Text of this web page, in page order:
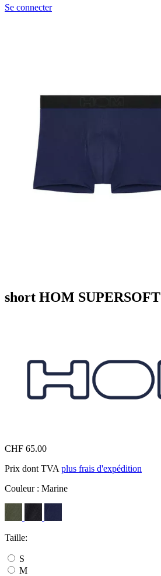
Se connecter
short HOM SUPERSOFT
CHF 65.00
Prix dont TVA plus frais d'expédition
Couleur : Marine
Taille:
S
M